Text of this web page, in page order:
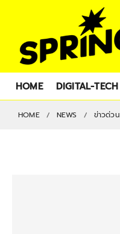
HOME DIGITAL-TECH
HOME NEWS ข่าวด่วน